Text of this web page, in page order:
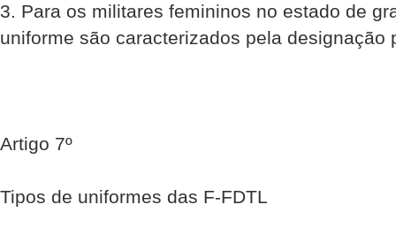
3. Para os militares femininos no estado de
uniforme são caracterizados pela designação
Artigo 7º
Tipos de uniformes das F-FDTL